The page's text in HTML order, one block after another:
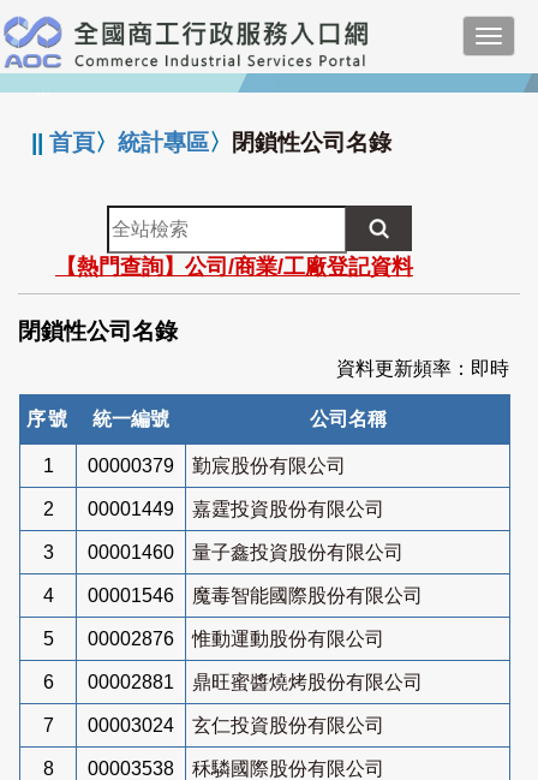
跳
到
主
要
:::
||首頁〉統計專區〉 閉鎖性公司名錄
全
站
檢
索
【熱門查詢】公司/商業/工廠登記資料
閉鎖性公司名錄
資料更新頻率：即時
序號 統一編號 公司名稱
1 00000379 勤宸股份有限公司
2 00001449 嘉霆投資股份有限公司
3 00001460 量子鑫投資股份有限公司
4 00001546 魔毒智能國際股份有限公司
5 00002876 惟動運動股份有限公司
6 00002881 鼎旺蜜醬燒烤股份有限公司
7 00003024 玄仁投資股份有限公司
8 00003538 秝驎國際股份有限公司